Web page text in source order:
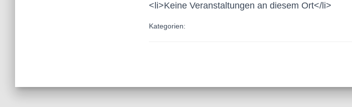
<li>Keine Veranstaltungen an diesem Ort</li>
Kategorien: